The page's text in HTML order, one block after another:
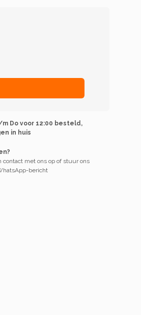
Do voor 12:00 besteld,
in huis
contact met ons op of stuur ons
bericht